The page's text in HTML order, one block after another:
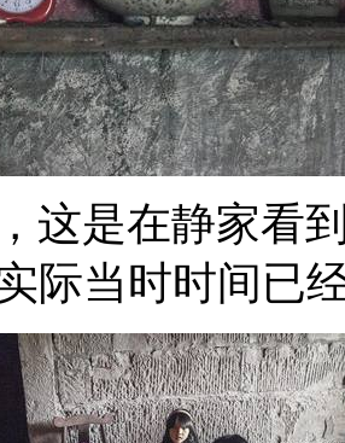
这是在静家看
际当时时间已